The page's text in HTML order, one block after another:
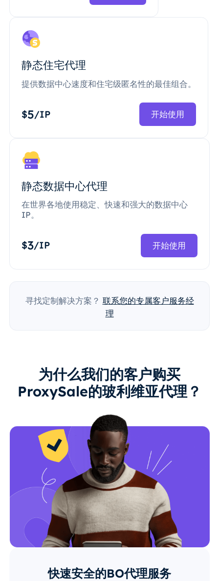
静态住宅代理
提供数据中心速度和住宅级匿名性的最佳组合。
$5/IP 开始使用
静态数据中心代理
在世界各地使用稳定、快速和强大的数据中心
IP。
$3/IP 开始使用
寻找定制解决方案？ 联系您的专属客户服务经
理
为什么我们的客户购买
ProxySale的玻利维亚代理？
快速安全的BO代理服务